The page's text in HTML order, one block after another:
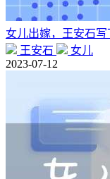
女儿出嫁，王安石
王安石
女儿
2023-07-12